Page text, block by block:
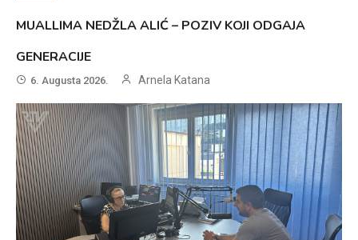
MUALLIMA NEDŽLA ALIĆ – POZIV KOJI ODGAJA
GENERACIJE
6. Augusta 2026. Arnela Katana